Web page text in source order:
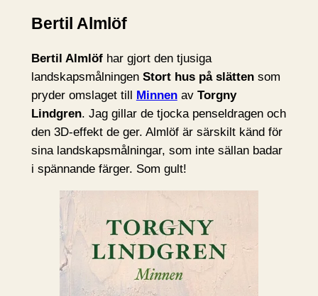
Bertil Almlöf
Bertil Almlöfhar gjort den tjusiga
landskapsmålningen Stort hus på slättensom
pryder omslaget till
Minnenav Torgny
Lindgren. Jag gillar de tjocka penseldragen och
den 3D-effekt de ger. Almlöf är särskilt känd för
sina landskapsmålningar, som inte sällan badar
i spännande färger. Som gult!